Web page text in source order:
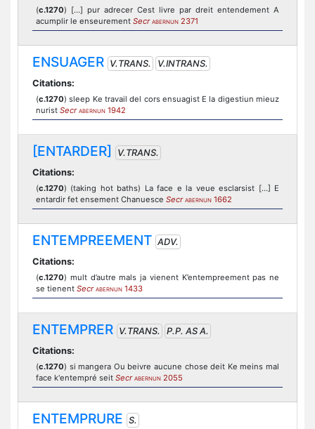
(c.1270) […] pur adrecer Cest livre par dreit entendement A
acumplir le enseurement Secr ABERNUN 2371
ENSUAGER V.TRANS.
V.INTRANS.
Citations:
(c.1270) sleep Ke travail del cors ensuagist E la digestiun mieuz
nurist Secr ABERNUN 1942
[ENTARDER]
V.TRANS.
Citations:
(c.1270) (taking hot baths) La face e la veue esclarsist [...] E
entardir fet ensement Chanuesce Secr ABERNUN 1662
ENTEMPREEMENT ADV.
Citations:
(c.1270) mult d’autre mals ja vienent K’entempreement pas ne
se tienent Secr ABERNUN 1433
ENTEMPRER V.TRANS.
P.P. AS A.
Citations:
(c.1270) si mangera Ou beivre aucune chose deit Ke meins mal
face k'entempré seit Secr ABERNUN 2055
ENTEMPRURE S.